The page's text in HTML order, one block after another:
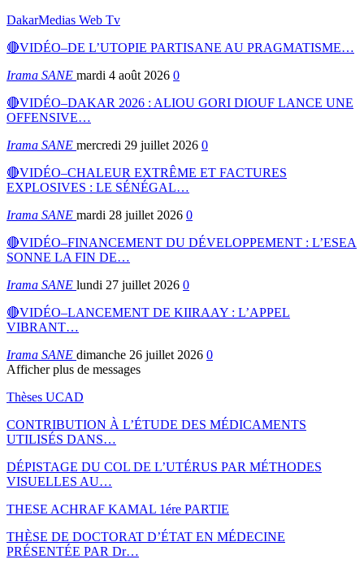
DakarMedias Web Tv
🔴VIDÉO–DE L’UTOPIE PARTISANE AU PRAGMATISME…
Irama SANE mardi 4 août 2026 0
🔴VIDÉO–DAKAR 2026 : ALIOU GORI DIOUF LANCE UNE
OFFENSIVE…
Irama SANE mercredi 29 juillet 2026 0
🔴VIDÉO–CHALEUR EXTRÊME ET FACTURES
EXPLOSIVES : LE SÉNÉGAL…
Irama SANE mardi 28 juillet 2026 0
🔴VIDÉO–FINANCEMENT DU DÉVELOPPEMENT : L’ESEA
SONNE LA FIN DE…
Irama SANE lundi 27 juillet 2026 0
🔴VIDÉO–LANCEMENT DE KIIRAAY : L’APPEL
VIBRANT…
Irama SANE dimanche 26 juillet 2026 0
Afficher plus de messages
Thèses UCAD
CONTRIBUTION À L’ÉTUDE DES MÉDICAMENTS
UTILISÉS DANS…
DÉPISTAGE DU COL DE L’UTÉRUS PAR MÉTHODES
VISUELLES AU…
THESE ACHRAF KAMAL 1ére PARTIE
THÈSE DE DOCTORAT D’ÉTAT EN MÉDECINE
PRÉSENTÉE PAR Dr…